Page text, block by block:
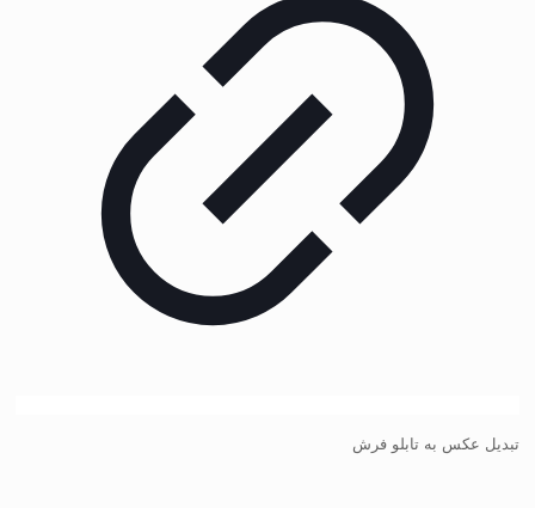
تبدیل عکس به تابلو فرش